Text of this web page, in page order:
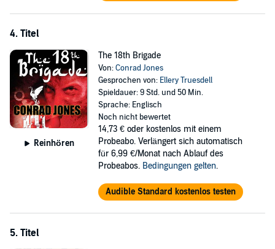
4. Titel
Reinhören
The 18th Brigade
Von:Conrad Jones
Gesprochen von: Ellery Truesdell
Spieldauer: 9 Std. und 50 Min.
Sprache: Englisch
Noch nicht bewertet
14,73 € oder kostenlos mit einem
Probeabo. Verlängert sich automatisch
für 6,99 €/Monat nach Ablauf des
Probeabos. Bedingungen gelten.
Audible Standard kostenlos testen
5. Titel